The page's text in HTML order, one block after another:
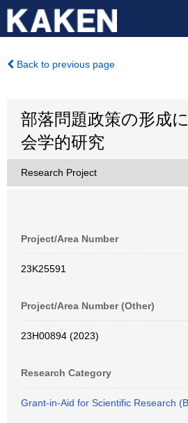
Back to previous page
部落問題政策の形成
会学的研究
Research Project
Project/Area Number
23K25591
Project/Area Number (Other)
23H00894 (2023)
Research Category
Grant-in-Aid for Scientific Research